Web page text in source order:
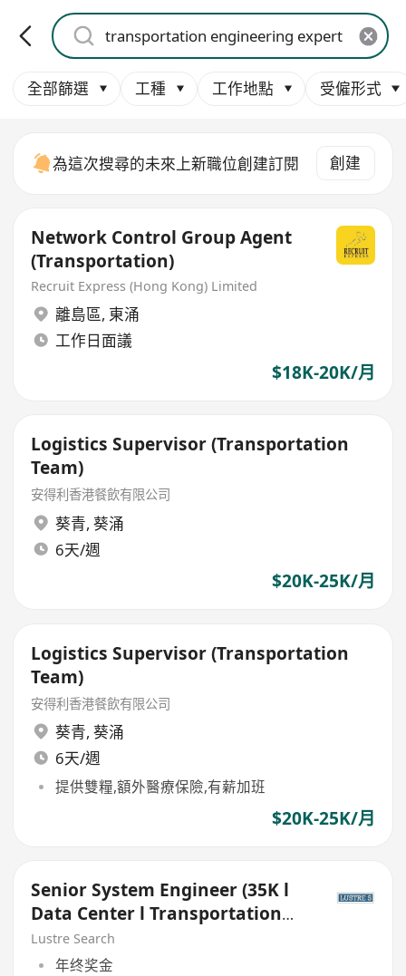
全部篩選 工種 工作地點 受僱形式
為這次搜尋的未來上新職位創建訂閱 創建
Network Control Group Agent
(Transportation)
Recruit Express (Hong Kong) Limited
離島區, 東涌
工作日面議
$18K-20K/月
Logistics Supervisor (Transportation
Team)
安得利香港餐飲有限公司
葵青, 葵涌
6天/週
$20K-25K/月
Logistics Supervisor (Transportation
Team)
安得利香港餐飲有限公司
葵青, 葵涌
6天/週
提供雙糧,額外醫療保險,有薪加班
$20K-25K/月
Senior System Engineer (35K l
Data Center l Transportation
Allowance)
Lustre Search
年终奖金